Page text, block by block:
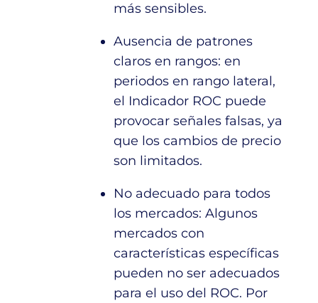
más sensibles.
Ausencia de patrones
claros en rangos: en
periodos en rango lateral,
el Indicador ROC puede
provocar señales falsas, ya
que los cambios de precio
son limitados.
No adecuado para todos
los mercados: Algunos
mercados con
características específicas
pueden no ser adecuados
para el uso del ROC. Por